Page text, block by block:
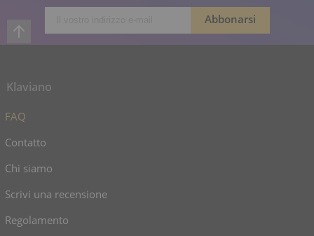
Klaviano
FAQ
Contatto
Chi siamo
Scrivi una recensione
Regolamento